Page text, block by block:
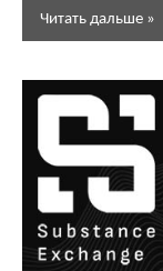
Читать дальше
биржи (DEX)
Обзоры
dApps
Обзоры
и
статьи